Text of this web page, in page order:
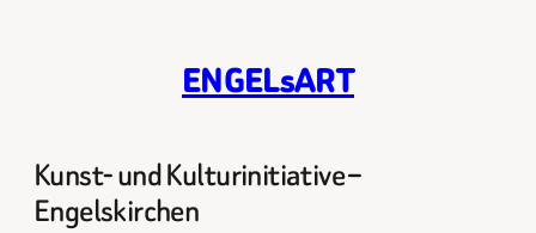
ENGELsART
Kunst- und Kulturinitiative –
Engelskirchen